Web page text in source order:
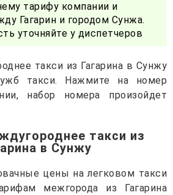
тарифу компании и
Гагарин и городом Сунжа.
уточняйте у диспетчеров
такси из Гагарина в Сунжу
такси. Нажмите на номер
набор номера произойдет
такси из
в Сунжу
цены на легковом такси
межгорода из Гагарина